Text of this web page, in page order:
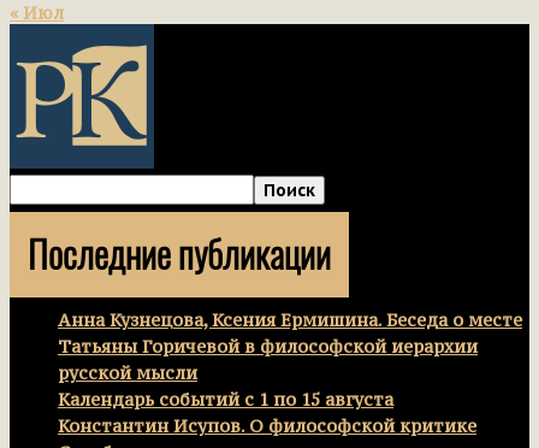
« Июл
Последние публикации
Анна Кузнецова, Ксения Ермишина. Беседа о месте
Татьяны Горичевой в философской иерархии
русской мысли
Календарь событий с 1 по 15 августа
Константин Исупов. О философской критике